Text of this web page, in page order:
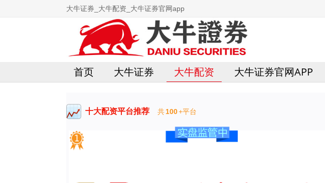
大牛证券_大牛配资_大牛证券官网app
首页 大牛证券 大牛配资 大牛证券官网APP
十大配资平台推荐 共100+平台